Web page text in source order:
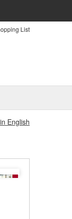
List
English